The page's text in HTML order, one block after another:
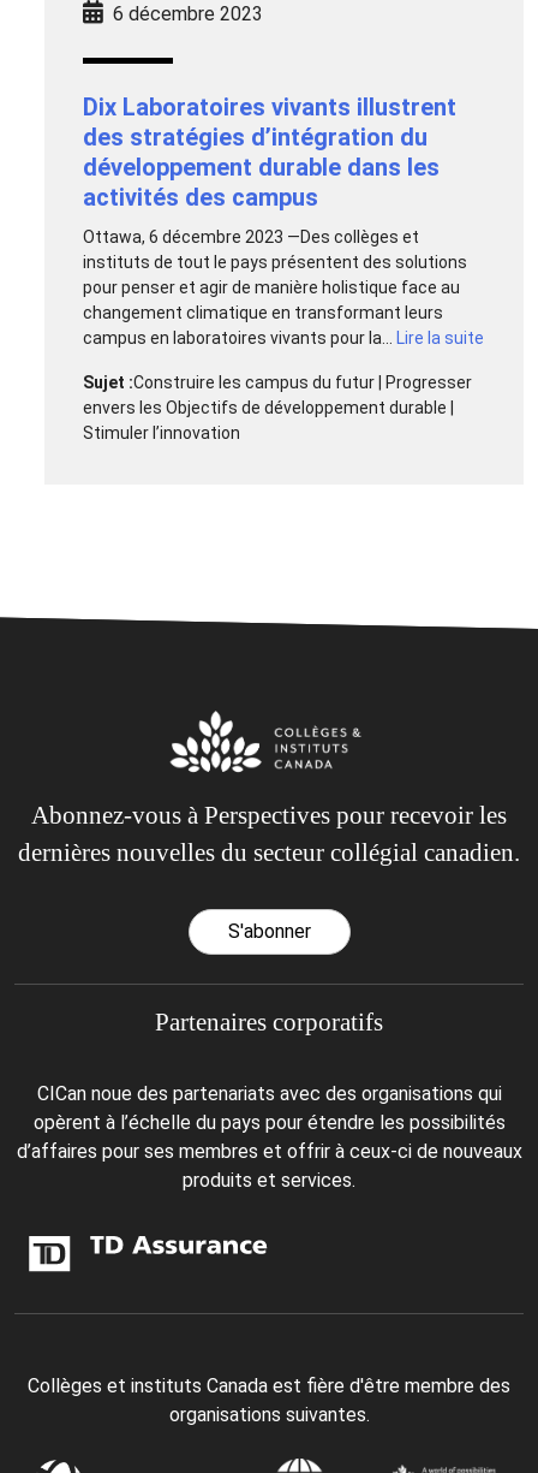
6 décembre 2023
Dix Laboratoires vivants illustrent
des stratégies d’intégration du
développement durable dans les
activités des campus
Ottawa, 6 décembre 2023 —Des collèges et
instituts de tout le pays présentent des solutions
pour penser et agir de manière holistique face au
changement climatique en transformant leurs
campus en laboratoires vivants pour la...
Lire la suite
Sujet :Construire les campus du futur | Progresser
envers les Objectifs de développement durable |
Stimuler l’innovation
Abonnez-vous à Perspectives pour recevoir les
dernières nouvelles du secteur collégial canadien.
S'abonner
Partenaires corporatifs
CICan noue des partenariats avec des organisations qui
opèrent à l’échelle du pays pour étendre les possibilités
d’affaires pour ses membres et offrir à ceux-ci de nouveaux
produits et services.
Collèges et instituts Canada est fière d'être membre des
organisations suivantes.